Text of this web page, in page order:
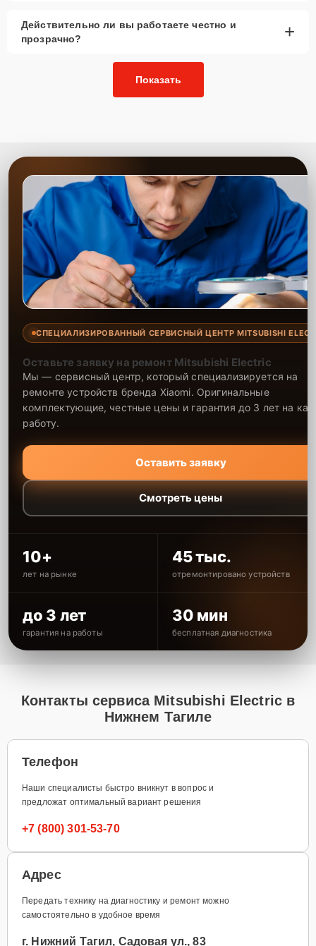
Действительно ли вы работаете честно и
прозрачно?
+
Показать
СПЕЦИАЛИЗИРОВАННЫЙ СЕРВИСНЫЙ ЦЕНТР MITSUBISHI
Оставьте заявку на ремонт Mitsubishi Electric
Мы — сервисный центр, который специализируется на
ремонте устройств бренда Xiaomi. Оригинальные
комплектующие, честные цены и гарантия до 3 лет на
работу.
Оставить заявку
Смотреть цены
10+
лет на рынке
45 тыс.
отремонтировано устройств
до 3 лет
гарантия на работы
30 мин
бесплатная диагностика
Контакты сервиса Mitsubishi Electric в
Нижнем Тагиле
Телефон
Наши специалисты быстро вникнут в вопрос и
предложат оптимальный вариант решения
+7 (800) 301-53-70
Адрес
Передать технику на диагностику и ремонт можно
самостоятельно в удобное время
г. Нижний Тагил, Садовая ул., 83